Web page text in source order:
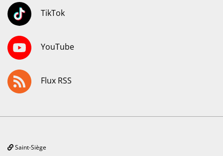
TikTok
YouTube
Flux RSS
Saint-Siège